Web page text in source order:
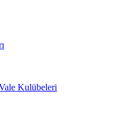
Kulübeleri